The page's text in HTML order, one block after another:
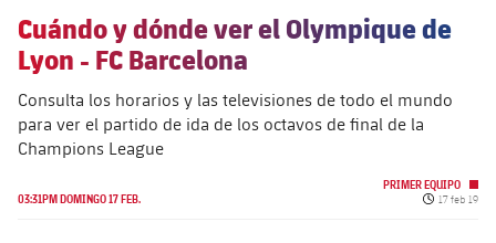
PLUSICON
MÁS
Primer equipo
Femenino
plusicon
Cuándo y dónde ver el Olympique de
Lyon - FC Barcelona
Consulta los horarios y las televisiones de todo el mundo
para ver el partido de ida de los octavos de final de la
Champions League
03:31PM DOMINGO 17 FEB.
PRIMER EQUIPO
Fecha de
17 feb 19